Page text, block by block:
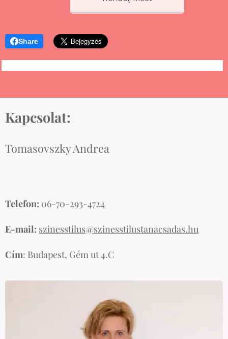
Share
Kapcsolat:
Tomasovszky Andrea
Telefon: 06-70-293-4724
E-mail: szinesstilus@szinesstilustanacsadas.hu
Cím: Budapest, Gém ut 4.C